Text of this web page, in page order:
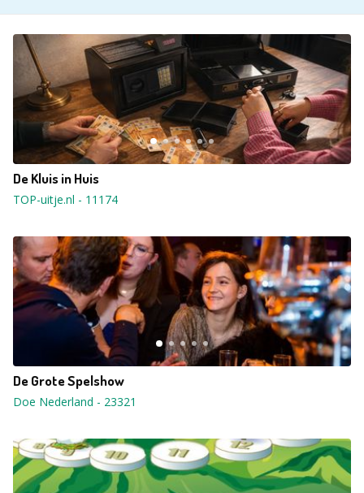
De Kluis in Huis
TOP-uitje.nl - 11174
De Grote Spelshow
Doe Nederland - 23321